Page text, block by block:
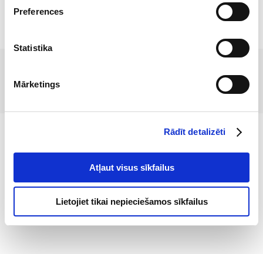
Preferences
Statistika
Mārketings
Rādīt detalizēti
Atļaut visus sīkfailus
Lietojiet tikai nepieciešamos sīkfailus
ATPAKAĻ